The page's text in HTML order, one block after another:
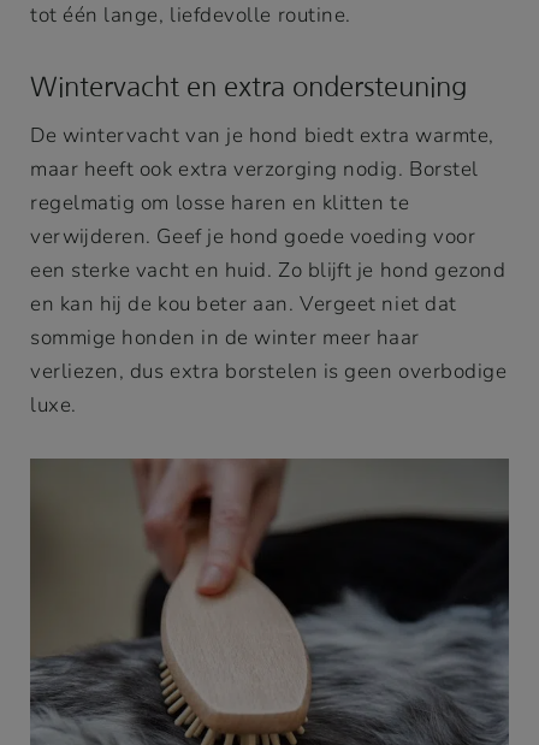
tot één lange, liefdevolle routine.
Wintervacht en extra ondersteuning
De wintervacht van je hond biedt extra warmte,
maar heeft ook extra verzorging nodig. Borstel
regelmatig om losse haren en klitten te
verwijderen. Geef je hond goede voeding voor
een sterke vacht en huid. Zo blijft je hond gezond
en kan hij de kou beter aan. Vergeet niet dat
sommige honden in de winter meer haar
verliezen, dus extra borstelen is geen overbodige
luxe.